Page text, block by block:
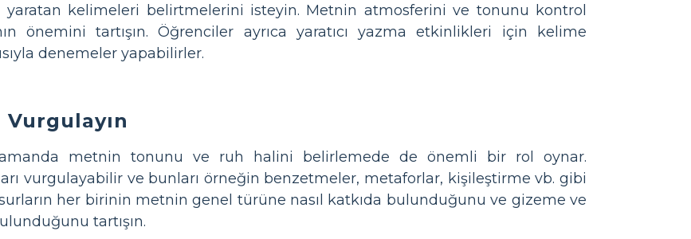
kelimeleri belirtmelerini isteyin. Metnin atmosferini ve tonunu kontrol
önemini tartışın. Öğrenciler ayrıca yaratıcı yazma etkinlikleri için kelime
denemeler yapabilirler.
Vurgulayın
metnin tonunu ve ruh halini belirlemede de önemli bir rol oynar.
vurgulayabilir ve bunları örneğin benzetmeler, metaforlar, kişileştirme vb. gibi
her birinin metnin genel türüne nasıl katkıda bulunduğunu ve gizeme ve
tartışın.